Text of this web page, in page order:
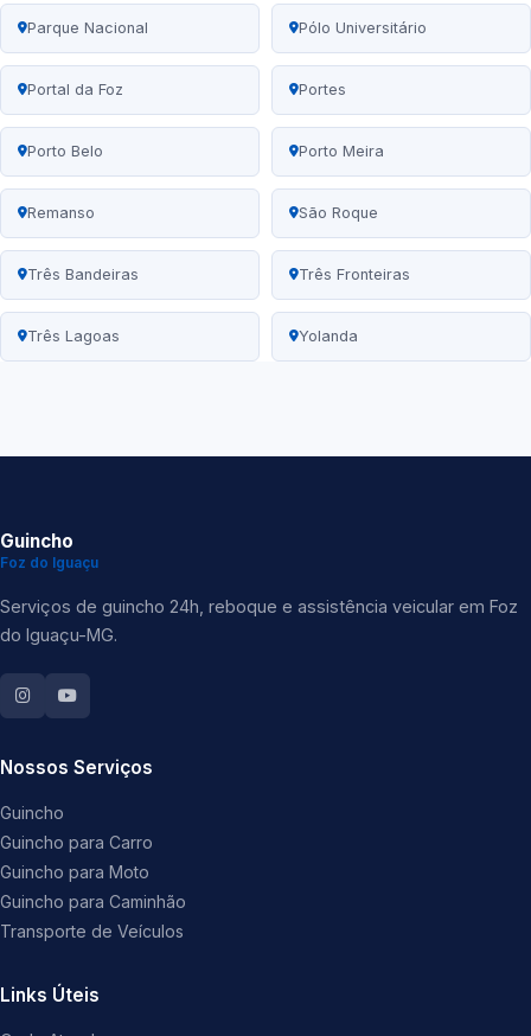
Parque Nacional Pólo Universitário
Portal da Foz Portes
Porto Belo Porto Meira
Remanso São Roque
Três Bandeiras Três Fronteiras
Três Lagoas Yolanda
Guincho
Foz do Iguaçu
Serviços de guincho 24h, reboque e assistência veicular em Foz
do Iguaçu-MG.
Nossos Serviços
Guincho
Guincho para Carro
Guincho para Moto
Guincho para Caminhão
Transporte de Veículos
Links Úteis